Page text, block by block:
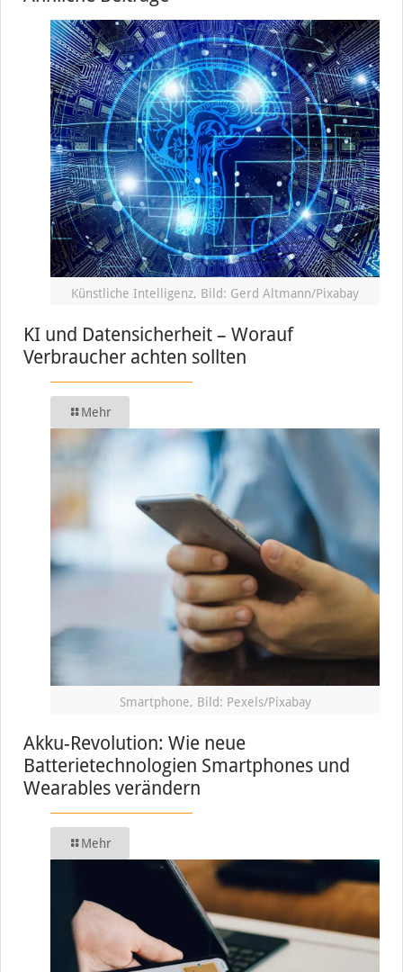
Künstliche Intelligenz, Bild: Gerd Altmann/Pixabay
KI und Datensicherheit – Worauf
Verbraucher achten sollten
Mehr
Smartphone, Bild: Pexels/Pixabay
Akku-Revolution: Wie neue
Batterietechnologien Smartphones und
Wearables verändern
Mehr